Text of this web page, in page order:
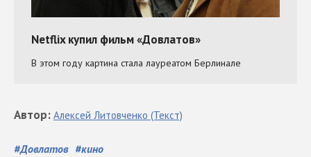
#Довлатов #кино
Автор: Алексей Литовченко (Текст)